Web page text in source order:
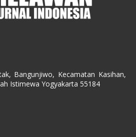
Bangunjiwo, Kecamatan Kasihan,
Istimewa Yogyakarta 55184